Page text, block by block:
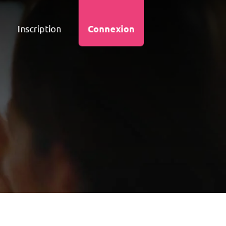
Connexion
Inscription